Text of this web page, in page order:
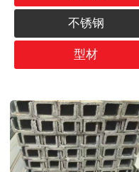
不锈钢
型材